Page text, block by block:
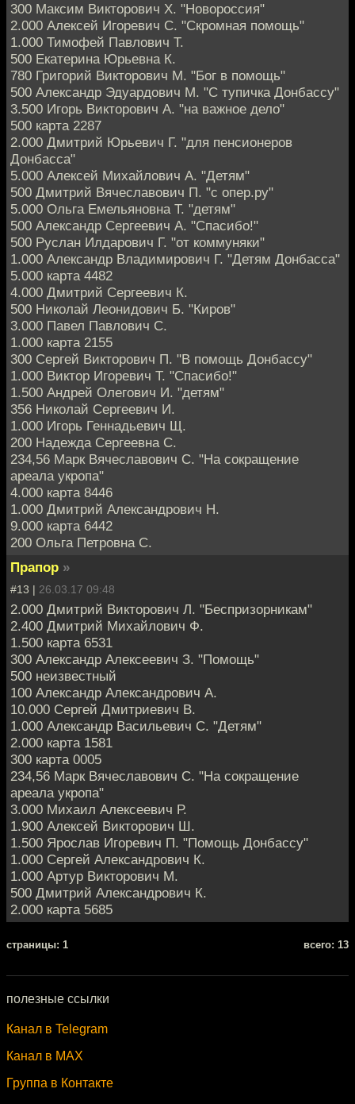
300 Максим Викторович Х. "Новороссия"
2.000 Алексей Игоревич С. "Скромная помощь"
1.000 Тимофей Павлович Т.
500 Екатерина Юрьевна К.
780 Григорий Викторович М. "Бог в помощь"
500 Александр Эдуардович М. "С тупичка Донбассу"
3.500 Игорь Викторович А. "на важное дело"
500 карта 2287
2.000 Дмитрий Юрьевич Г. "для пенсионеров
Донбасса"
5.000 Алексей Михайлович А. "Детям"
500 Дмитрий Вячеславович П. "с опер.ру"
5.000 Ольга Емельяновна Т. "детям"
500 Александр Сергеевич А. "Спасибо!"
500 Руслан Илдарович Г. "от коммуняки"
1.000 Александр Владимирович Г. "Детям Донбасса"
5.000 карта 4482
4.000 Дмитрий Сергеевич К.
500 Николай Леонидович Б. "Киров"
3.000 Павел Павлович С.
1.000 карта 2155
300 Сергей Викторович П. "В помощь Донбассу"
1.000 Виктор Игоревич Т. "Спасибо!"
1.500 Андрей Олегович И. "детям"
356 Николай Сергеевич И.
1.000 Игорь Геннадьевич Щ.
200 Надежда Сергеевна С.
234,56 Марк Вячеславович С. "На сокращение
ареала укропа"
4.000 карта 8446
1.000 Дмитрий Александрович Н.
9.000 карта 6442
200 Ольга Петровна С.
Прапор »
#13 | 26.03.17 09:48
2.000 Дмитрий Викторович Л. "Беспризорникам"
2.400 Дмитрий Михайлович Ф.
1.500 карта 6531
300 Александр Алексеевич З. "Помощь"
500 неизвестный
100 Александр Александрович А.
10.000 Сергей Дмитриевич В.
1.000 Александр Васильевич С. "Детям"
2.000 карта 1581
300 карта 0005
234,56 Марк Вячеславович С. "На сокращение
ареала укропа"
3.000 Михаил Алексеевич Р.
1.900 Алексей Викторович Ш.
1.500 Ярослав Игоревич П. "Помощь Донбассу"
1.000 Сергей Александрович К.
1.000 Артур Викторович М.
500 Дмитрий Александрович К.
2.000 карта 5685
cтраницы: 1 всего: 13
полезные ссылки
Канал в Telegram
Канал в MAX
Группа в Контакте